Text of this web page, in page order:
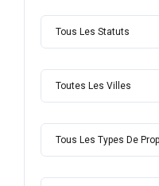
Tous Les Statuts
Toutes Les Villes
Tous Les Types De